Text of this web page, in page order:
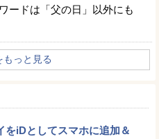
ードは「父の日」以外にも
もっと見る
をiDとしてスマホに追加＆